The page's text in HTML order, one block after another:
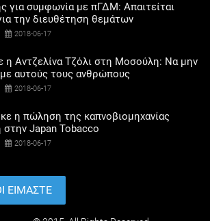
για συμφωνία με πΓΔΜ: Απαιτείται
την διευθέτηση θεμάτων
2018-06-17
η Αντζελίνα Τζόλι στη Μοσούλη: Να μην
αυτούς τους ανθρώπους
2018-06-17
η πώληση της καπνοβιομηχανίας
στην Japan Tobacco
2018-06-17
ΕΙΜΑΣΤΕ